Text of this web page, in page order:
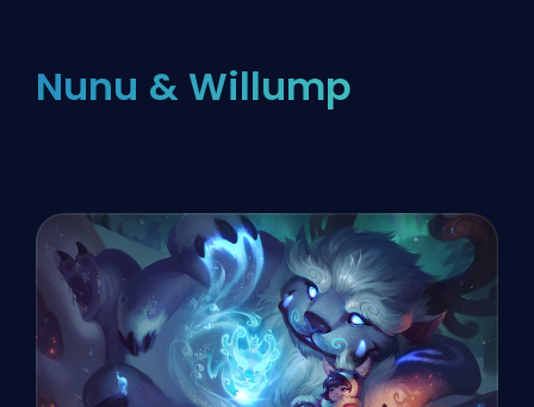
Nunu & Willump